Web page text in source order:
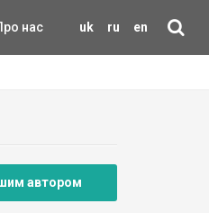
uk ru en
нас
автором